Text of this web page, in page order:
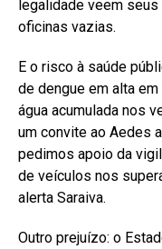
legalidade veem
oficinas vazias.
E o risco à saúde
de dengue em alta
água acumulada nos
um convite ao Aedes
pedimos apoio da
de veículos nos
alerta Saraiva.
Outro prejuízo: o